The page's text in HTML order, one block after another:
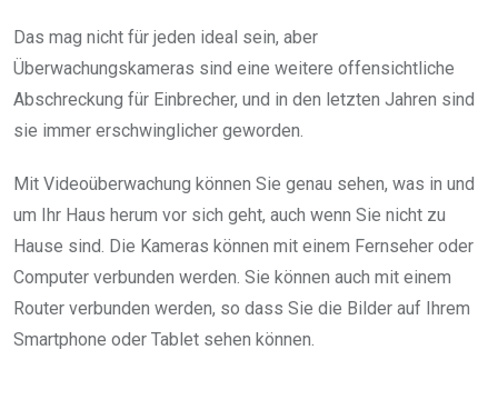
Das mag nicht für jeden ideal sein, aber
Überwachungskameras sind eine weitere offensichtliche
Abschreckung für Einbrecher, und in den letzten Jahren sind
sie immer erschwinglicher geworden.
Mit Videoüberwachung können Sie genau sehen, was in und
um Ihr Haus herum vor sich geht, auch wenn Sie nicht zu
Hause sind. Die Kameras können mit einem Fernseher oder
Computer verbunden werden. Sie können auch mit einem
Router verbunden werden, so dass Sie die Bilder auf Ihrem
Smartphone oder Tablet sehen können.